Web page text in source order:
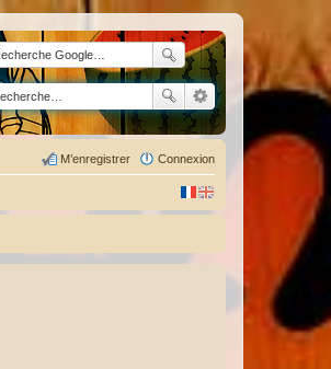
Connexion
M’enregistrer